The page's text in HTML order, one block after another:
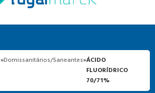
»Domissanitários/Saneantes»ÁCIDO
FLUORÍDRICO
70/71%